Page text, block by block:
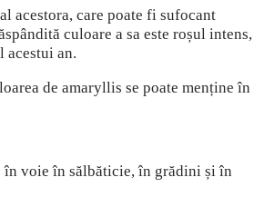
acestora, care poate fi sufocant
culoare a sa este roșul intens,
acestui an.
de amaryllis se poate menține în
în voie în sălbăticie, în grădini și în